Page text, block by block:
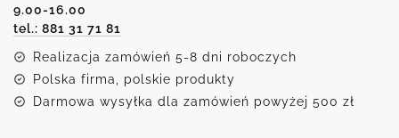
kalie
9.00-16.00
tel.: 881 31 71 81
Realizacja zamówień 5-8 dni roboczych
Polska firma, polskie produkty
Darmowa wysyłka dla zamówień powyżej 500 zł